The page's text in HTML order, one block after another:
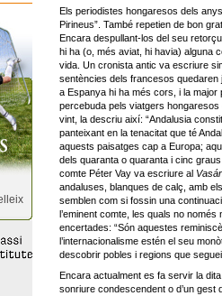
Els periodistes hongaresos dels
Pirineus”. També repetien de bon
Encara despullant-los del seu
hi ha (o, més aviat, hi havia) alguna
vida. Un cronista antic va escriure
sentències dels francesos quedaren
a Espanya hi ha més cors, i la major
percebuda pels viatgers hongaresos
vint, la descriu així: “Andalusia
panteixant en la tenacitat que té
aquests paisatges cap a Europa;
dels quaranta o quaranta i cinc
comte Péter Vay va escriure al
andaluses, blanques de calç, amb
semblen com si fossin una
l’eminent comte, les quals no
encertades: “Són aquestes
l’internacionalisme estén el seu
descobrir pobles i regions que
Encara actualment es fa servir la
sonriure condescendent o d’un gest